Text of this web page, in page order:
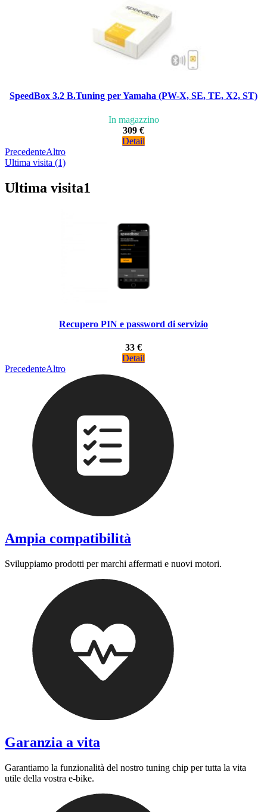
SpeedBox 3.2 B.Tuning per Yamaha (PW-X, SE, TE, X2, ST)
In magazzino
309 €
Detail
PrecedenteAltro
Ultima visita (1)
Ultima visita1
Recupero PIN e password di servizio
33 €
Detail
PrecedenteAltro
Ampia compatibilità
Sviluppiamo prodotti per marchi affermati e nuovi motori.
Garanzia a vita
Garantiamo la funzionalità del nostro tuning chip per tutta la vita
utile della vostra e-bike.